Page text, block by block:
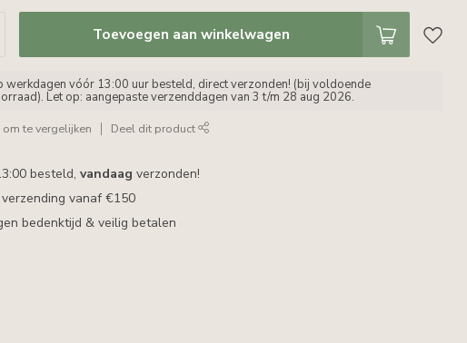
Toevoegen aan winkelwagen
werkdagen vóór 13:00 uur besteld, direct verzonden! (bij voldoende
Let op: aangepaste verzenddagen van 3 t/m 28 aug 2026.
te vergelijken Deel dit product
besteld,vandaag verzonden!
vanaf €150
bedenktijd & veilig betalen